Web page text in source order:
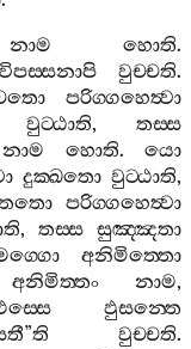
නාම හොති.
විපස‍්සනාපි වුච‍්චති.
පරිග‍්ගහෙත්‍වා
වුට‍්ඨාති, තස‍්ස
නාම හොති. යො
දුක‍්ඛතො වුට‍්ඨාති,
පරිග‍්ගහෙත්‍වා
, තස‍්ස සුඤ‍්ඤතා
අනිමිත‍්තො
අනිමිත‍්තං නාම,
ඵුසන‍්තෙ
”ති වුච‍්චති.